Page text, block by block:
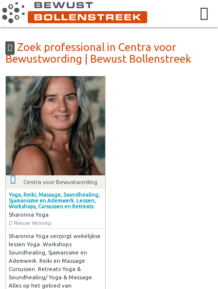
Zoek professional in Centra voor
Bewustwording | Bewust Bollenstreek
Centra voor Bewustwording
Yoga, Reiki, Massage, Soundhealing,
Sjamanisme en Ademwerk. Lessen,
Workshops, Cursussen en Retreats
Sharonna Yoga
Nieuw Vennep
Sharonna Yoga verzorgt wekelijkse
lessen Yoga. Workshops
Soundhealing, Sjamanisme en
Ademwerk. Reiki en Massage
Cursussen. Retreats Yoga &
Soundhealing/ Yoga & Massage.
Alles op het gebied van